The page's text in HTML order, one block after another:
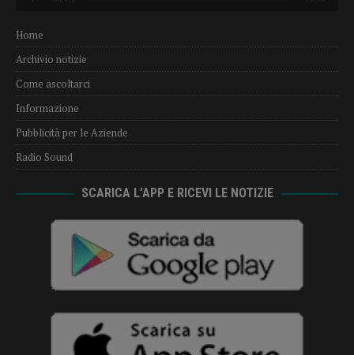
Home
Archivio notizie
Come ascoltarci
Informazione
Pubblicità per le Aziende
Radio Sound
SCARICA L’APP E RICEVI LE NOTIZIE